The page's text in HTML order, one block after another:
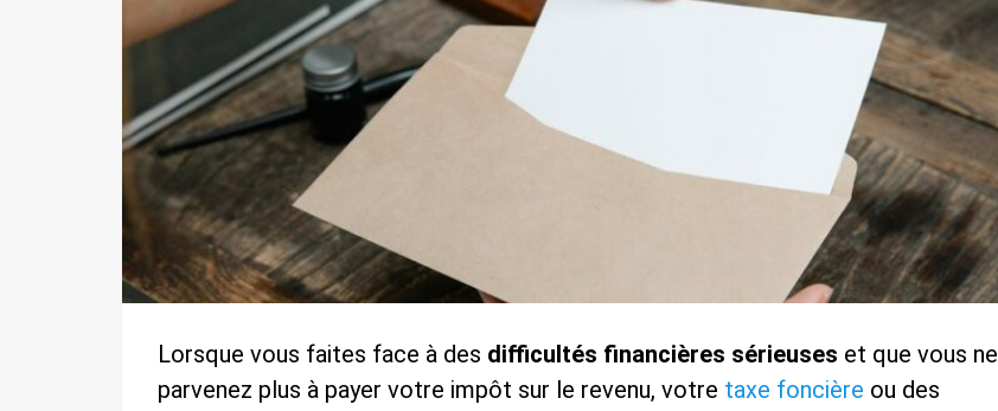
Lorsque vous faites face à des difficultés financières sérieuses et que vous ne
parvenez plus à payer votre impôt sur le revenu, votre taxe foncière ou des